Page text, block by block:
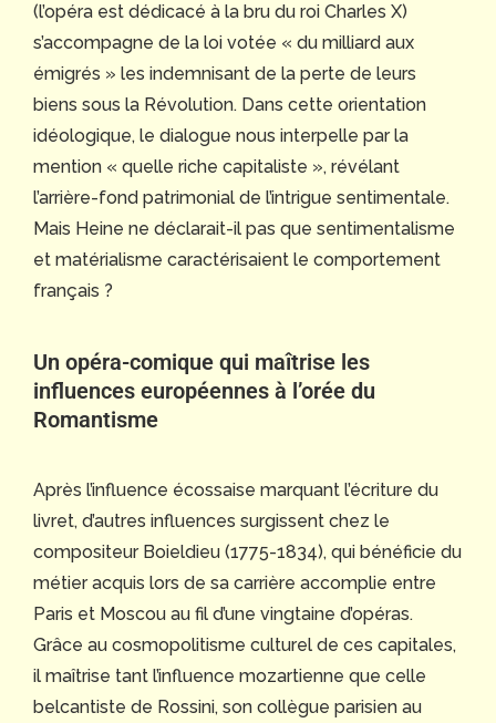
(l’opéra est dédicacé à la bru du roi Charles X)
s’accompagne de la loi votée « du milliard aux
émigrés » les indemnisant de la perte de leurs
biens sous la Révolution. Dans cette orientation
idéologique, le dialogue nous interpelle par la
mention « quelle riche capitaliste », révélant
l’arrière-fond patrimonial de l’intrigue sentimentale.
Mais Heine ne déclarait-il pas que sentimentalisme
et matérialisme caractérisaient le comportement
français ?
Un opéra-comique qui maîtrise les
influences européennes à l’orée du
Romantisme
Après l’influence écossaise marquant l’écriture du
livret, d’autres influences surgissent chez le
compositeur Boieldieu (1775-1834), qui bénéficie du
métier acquis lors de sa carrière accomplie entre
Paris et Moscou au fil d’une vingtaine d’opéras.
Grâce au cosmopolitisme culturel de ces capitales,
il maîtrise tant l’influence mozartienne que celle
belcantiste de Rossini, son collègue parisien au